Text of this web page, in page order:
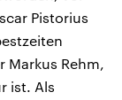
Pistorius
Markus Rehm,
ist. Als